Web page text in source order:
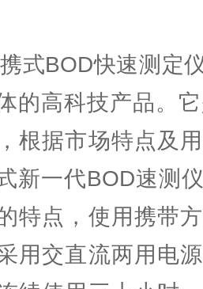
式BOD快速测定
的高科技产品。
根据市场特点及
新一代BOD速测
特点，使用携带
用交直流两用电